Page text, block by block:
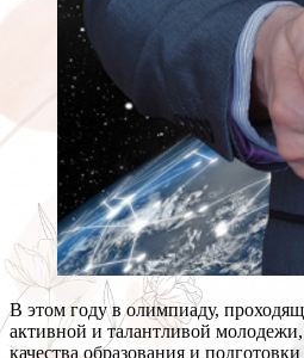
В этом году в олимпиаду,
активной и талантливой
качества образования и